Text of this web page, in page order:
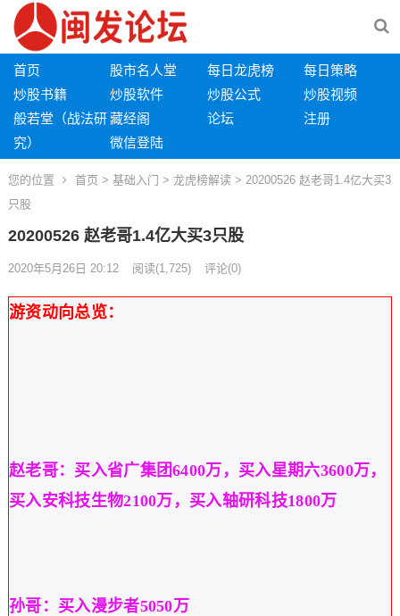
首页 股市名人堂 每日龙虎榜
每日策略
炒股书籍
炒股软件 炒股公式
炒股视频
般若堂（战法研
究）
藏经阁 论坛
注册
微信登陆
您的位置 首页 > 基础入门 > 龙虎榜解读 > 20200526 赵老哥1.4亿大买3
只股
20200526 赵老哥1.4亿大买3只股
2020年5月26日 20:12 阅读(1,725) 评论(0)
游资动向总览：
赵老哥：买入省广集团6400万，买入星期六3600万，
买入安科技生物2100万，买入轴研科技1800万
孙哥：买入漫步者5050万